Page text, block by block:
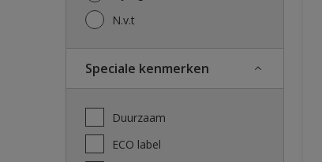
N.v.t
Speciale kenmerken
Duurzaam
ECO label